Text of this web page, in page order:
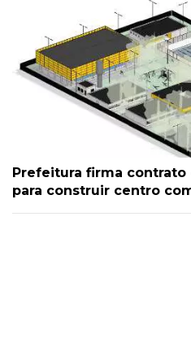
Prefeitura firma contrato
para construir centro